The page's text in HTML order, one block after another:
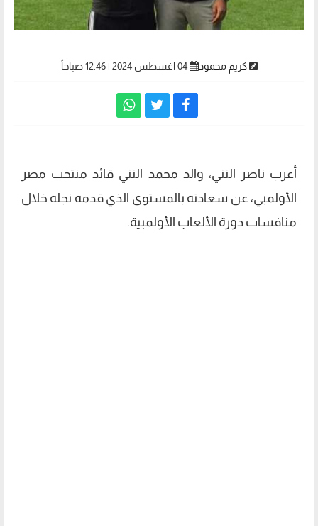
كريم محمود 04 اغسطس 2024 | 12:46 صباحاً
أعرب ناصر النني، والد محمد النني قائد منتخب مصر
الأولمبي، عن سعادته بالمستوى الذي قدمه نجله خلال
منافسات دورة الألعاب الأولمبية.